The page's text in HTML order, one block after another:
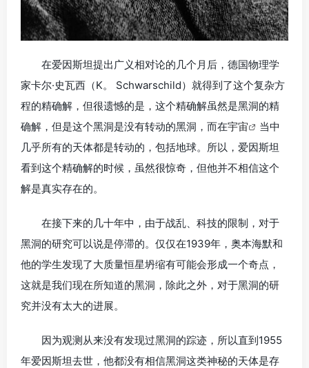
在爱因斯坦提出广义相对论的几个月后，德国物理学
家卡尔·史瓦西（K。 Schwarschild）就得到了这个复杂方
程的精确解，但很遗憾的是，这个精确解虽然是黑洞的精
确解，但是这个黑洞是没有转动的黑洞，而在宇宙
当中
几乎所有的天体都是转动的，包括地球。所以，爱因斯坦
看到这个精确解的时候，虽然很惊奇，但他并不相信这个
解是真实存在的。
在接下来的几十年中，由于战乱、科技的限制，对于
黑洞的研究可以说是停滞的。仅仅在1939年，奥本海默和
他的学生发现了大质量恒星坍缩有可能会形成一个奇点，
这就是我们现在所知道的黑洞，除此之外，对于黑洞的研
究并没有太大的进展。
因为观测从来没有发现过黑洞的踪迹，所以直到1955
年爱因斯坦去世，他都没有相信黑洞这类神秘的天体是存